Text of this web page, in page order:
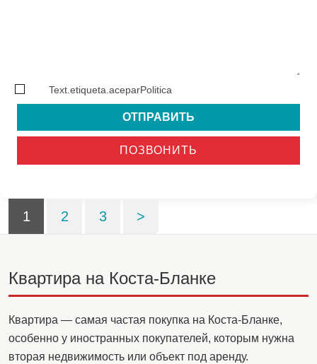
Text.etiqueta.aceparPolitica
ОТПРАВИТЬ
ПОЗВОНИТЬ
1 2 3 >
Квартира на Коста-Бланке
Квартира — самая частая покупка на Коста-Бланке,
особенно у иностранных покупателей, которым нужна
вторая недвижимость или объект под аренду.